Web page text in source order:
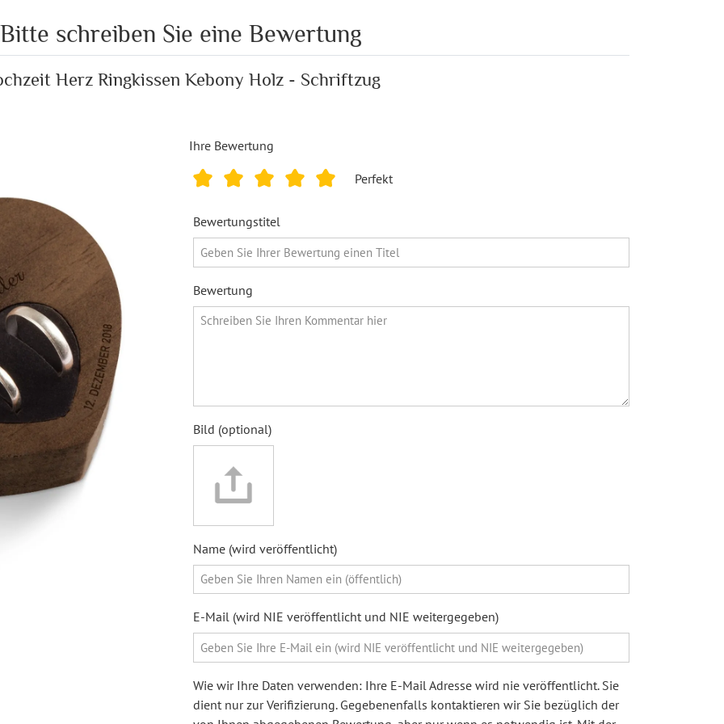
Bitte schreiben Sie eine Bewertung
Herz Ringkissen Kebony Holz - Schriftzug
Ihre Bewertung
Perfekt
Bewertungstitel
Bewertung
Bild (optional)
Name (wird veröffentlicht)
E-Mail (wird NIE veröffentlicht und NIE weitergegeben)
Wie wir Ihre Daten verwenden: Ihre E-Mail Adresse wird nie veröffentlicht. Sie
dient nur zur Verifizierung. Gegebenenfalls kontaktieren wir Sie bezüglich der